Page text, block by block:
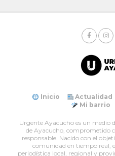
Inicio Actualidad
Mi barrio
Urgente Ayacucho es un medio
de Ayacucho, comprometido
responsable. Nacido con el
comunidad en tiempo real,
periodística local, regional y